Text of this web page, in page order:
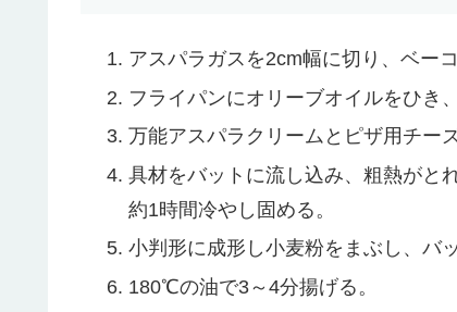
アスパラガスを2cm幅に切り、ベー
フライパンにオリーブオイルをひき
万能アスパラクリームとピザ用チー
具材をバットに流し込み、粗熱がと
約1時間冷やし固める。
小判形に成形し小麦粉をまぶし、バ
180℃の油で3～4分揚げる。